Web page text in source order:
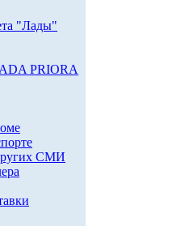
"Лады"
PRIORA
СМИ